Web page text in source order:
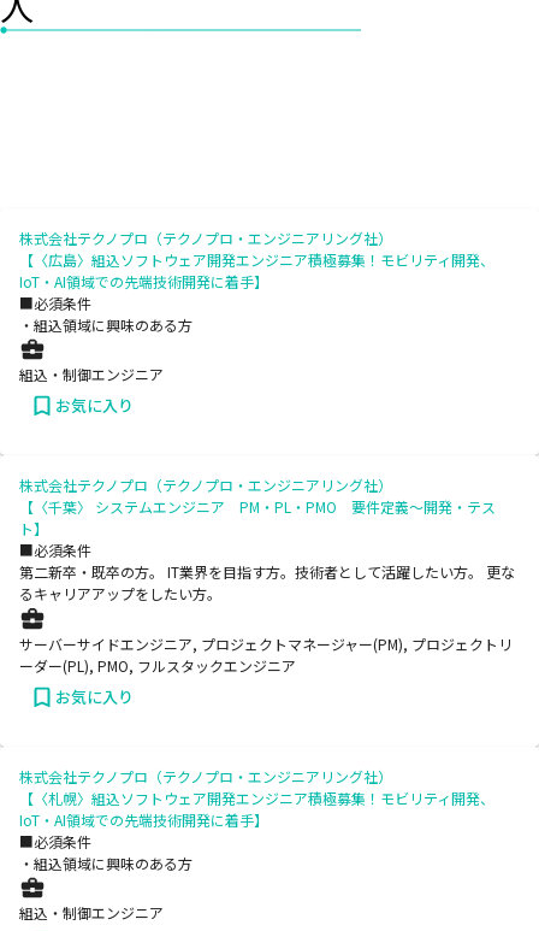
株式会社テクノプロ（テクノプロ・エンジニアリング社）
【〈広島〉組込ソフトウェア開発エンジニア積極募集！モビリティ開発、
IoT・AI領域での先端技術開発に着手】
■必須条件
・組込領域に興味のある方
組込・制御エンジニア
お気に入り
株式会社テクノプロ（テクノプロ・エンジニアリング社）
【〈千葉〉 システムエンジニア PM・PL・PMO 要件定義～開発・テス
ト】
■必須条件
第二新卒・既卒の方。 IT業界を目指す方。技術者として活躍したい方。 更な
るキャリアアップをしたい方。
サーバーサイドエンジニア, プロジェクトマネージャー(PM), プロジェクトリ
ーダー(PL), PMO, フルスタックエンジニア
お気に入り
株式会社テクノプロ（テクノプロ・エンジニアリング社）
【〈札幌〉組込ソフトウェア開発エンジニア積極募集！モビリティ開発、
IoT・AI領域での先端技術開発に着手】
■必須条件
・組込領域に興味のある方
組込・制御エンジニア